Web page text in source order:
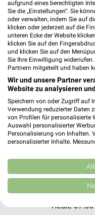
Marktplatz 5
34513
Heute
332,00 km
tegut...
Am
34549
Heute
330,16 km •
tegut... Bad
Zum
34596 Bad
Heute
aufgrund eines berechtigten
Sie die „Einstellungen“. Sie
oder verwalten, indem Sie auf
klicken oder jederzeit auf die
unteren Ecke der Website
klicken Sie auf den
und klicken Sie auf den
Sie Ihre Einwilligung
Partnern mitgeteilt und haben
Wir und unsere Partner
Website zu analysieren
Speichern von oder Zugriff auf
Verwendung reduzierter Daten
von Profilen für personalisierte
Auswahl personalisierter
Personalisierung von Inhalten.
personalisierter Inhalte.
Kombinationen von Daten aus
Verbesserung der Angebote.
von Inhalten.
Daten können außerhalb der
USA gesendet werden.
Website/App.